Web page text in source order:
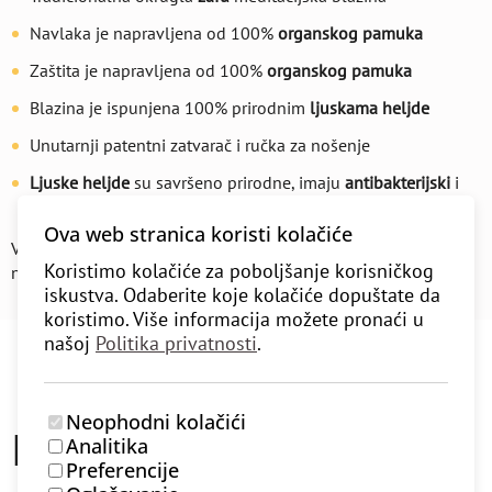
Ova web stranica koristi kolačiće
Koristimo kolačiće za poboljšanje korisničkog
iskustva. Odaberite koje kolačiće dopuštate da
koristimo. Više informacija možete pronaći u
našoj Politika privatnosti.
Neophodni kolačići
Analitika
Preferencije
Navlaka je napravljena od 100% organskog pamuka
Zaštita je napravljena od 100% organskog pamuka
Blazina je ispunjena 100% prirodnim ljuskama heljde
Unutarnji patentni zatvarač i ručka za nošenje
Ljuske heljde su savršeno prirodne, imaju antibakterijski i
Više o zafu i umjetnosti udobnog sjedenja možete pročitati na
našemblogu.
Recenzije korisnika (0)